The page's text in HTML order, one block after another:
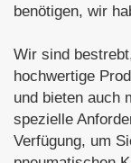
benötigen, wir
Wir sind
hochwertige
und bieten auch
spezielle
Verfügung, um